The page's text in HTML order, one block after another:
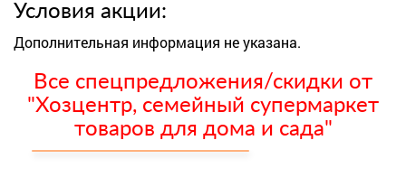
Условия акции:
Дополнительная информация не указана.
Все спецпредложения/скидки от
"Хозцентр, семейный супермаркет
товаров для дома и сада"